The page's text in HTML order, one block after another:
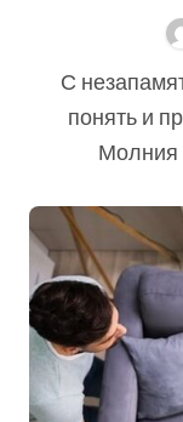
С незапамятных времен человек пытался
понять и
Молния